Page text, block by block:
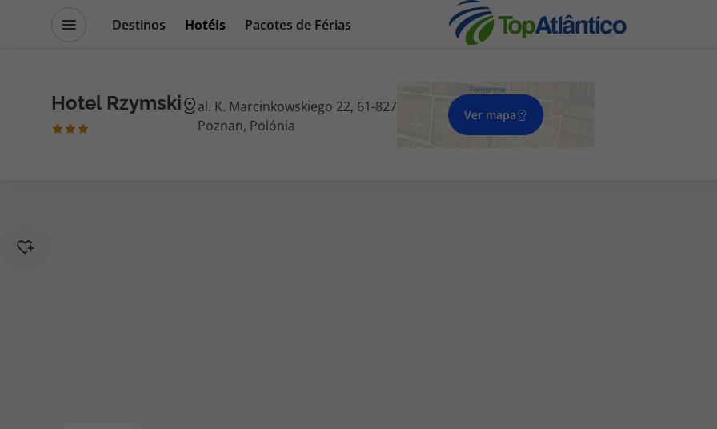
Destinos Hotéis
Pacotes de Férias
Hotel Rzymski
al. K. Marcinkowskiego 22, 61-827
Poznan, Polónia
Ver mapa